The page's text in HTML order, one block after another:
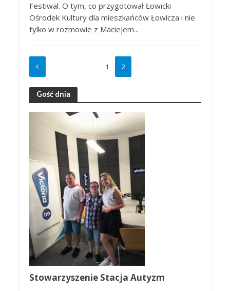
Festiwal. O tym, co przygotował Łowicki
Ośrodek Kultury dla mieszkańców Łowicza i nie
tylko w rozmowie z Maciejem...
1 2
Gość dnia
Stowarzyszenie Stacja Autyzm